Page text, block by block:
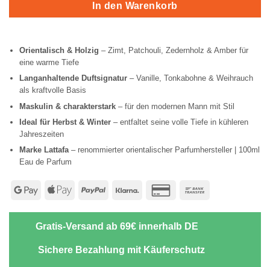
In den Warenkorb
Orientalisch & Holzig – Zimt, Patchouli, Zedernholz & Amber für
eine warme Tiefe
Langanhaltende Duftsignatur– Vanille, Tonkabohne & Weihrauch
als kraftvolle Basis
Maskulin & charakterstark– für den modernen Mann mit Stil
Ideal für Herbst & Winter– entfaltet seine volle Tiefe in kühleren
Jahreszeiten
Marke Lattafa– renommierter orientalischer Parfumhersteller | 100ml
Eau de Parfum
Google Apple
PayPal Klarna
Credit
Gratis-Versand ab 69€ innerhalb DE
Sichere Bezahlung mit Käuferschutz